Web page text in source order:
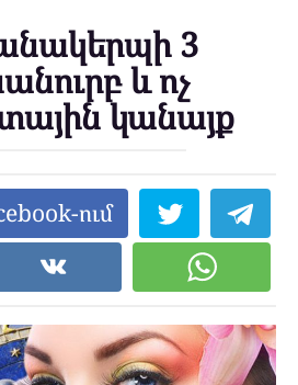
3
և ոչ
կանայք
ում